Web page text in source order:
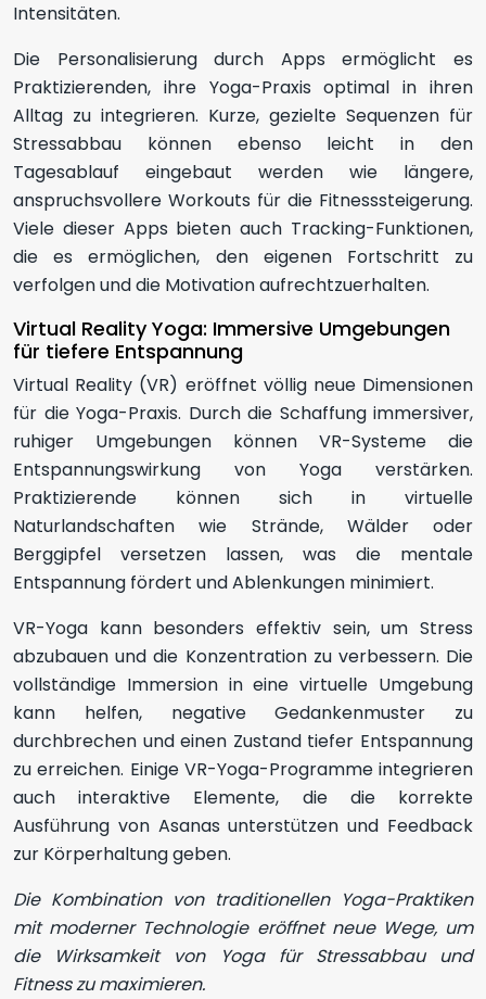
Intensitäten.
Die Personalisierung durch Apps ermöglicht es
Praktizierenden, ihre Yoga-Praxis optimal in ihren
Alltag zu integrieren. Kurze, gezielte Sequenzen für
Stressabbau können ebenso leicht in den
Tagesablauf eingebaut werden wie längere,
anspruchsvollere Workouts für die Fitnesssteigerung.
Viele dieser Apps bieten auch Tracking-Funktionen,
die es ermöglichen, den eigenen Fortschritt zu
verfolgen und die Motivation aufrechtzuerhalten.
Virtual Reality Yoga: Immersive Umgebungen
für tiefere Entspannung
Virtual Reality (VR) eröffnet völlig neue Dimensionen
für die Yoga-Praxis. Durch die Schaffung immersiver,
ruhiger Umgebungen können VR-Systeme die
Entspannungswirkung von Yoga verstärken.
Praktizierende können sich in virtuelle
Naturlandschaften wie Strände, Wälder oder
Berggipfel versetzen lassen, was die mentale
Entspannung fördert und Ablenkungen minimiert.
VR-Yoga kann besonders effektiv sein, um Stress
abzubauen und die Konzentration zu verbessern. Die
vollständige Immersion in eine virtuelle Umgebung
kann helfen, negative Gedankenmuster zu
durchbrechen und einen Zustand tiefer Entspannung
zu erreichen. Einige VR-Yoga-Programme integrieren
auch interaktive Elemente, die die korrekte
Ausführung von Asanas unterstützen und Feedback
zur Körperhaltung geben.
Die Kombination von traditionellen Yoga-Praktiken
mit moderner Technologie eröffnet neue Wege, um
die Wirksamkeit von Yoga für Stressabbau und
Fitness zu maximieren.